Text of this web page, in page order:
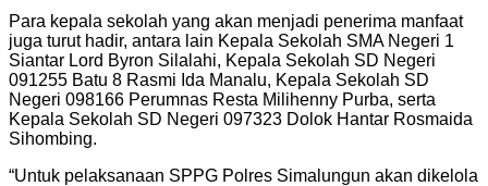
Para kepala sekolah yang akan menjadi penerima manfaat
juga turut hadir, antara lain Kepala Sekolah SMA Negeri 1
Siantar Lord Byron Silalahi, Kepala Sekolah SD Negeri
091255 Batu 8 Rasmi Ida Manalu, Kepala Sekolah SD
Negeri 098166 Perumnas Resta Milihenny Purba, serta
Kepala Sekolah SD Negeri 097323 Dolok Hantar Rosmaida
Sihombing.
“Untuk pelaksanaan SPPG Polres Simalungun akan dikelola